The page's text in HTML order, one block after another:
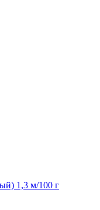
1,3 м/100 г